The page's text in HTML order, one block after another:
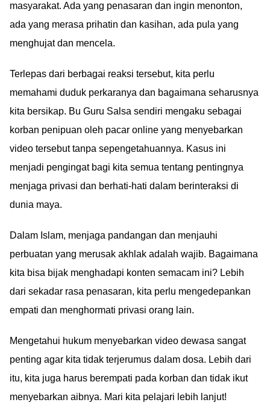
masyarakat. Ada yang penasaran dan ingin menonton,
ada yang merasa prihatin dan kasihan, ada pula yang
menghujat dan mencela.
Terlepas dari berbagai reaksi tersebut, kita perlu
memahami duduk perkaranya dan bagaimana seharusnya
kita bersikap. Bu Guru Salsa sendiri mengaku sebagai
korban penipuan oleh pacar online yang menyebarkan
video tersebut tanpa sepengetahuannya. Kasus ini
menjadi pengingat bagi kita semua tentang pentingnya
menjaga privasi dan berhati-hati dalam berinteraksi di
dunia maya.
Dalam Islam, menjaga pandangan dan menjauhi
perbuatan yang merusak akhlak adalah wajib. Bagaimana
kita bisa bijak menghadapi konten semacam ini? Lebih
dari sekadar rasa penasaran, kita perlu mengedepankan
empati dan menghormati privasi orang lain.
Mengetahui hukum menyebarkan video dewasa sangat
penting agar kita tidak terjerumus dalam dosa. Lebih dari
itu, kita juga harus berempati pada korban dan tidak ikut
menyebarkan aibnya. Mari kita pelajari lebih lanjut!